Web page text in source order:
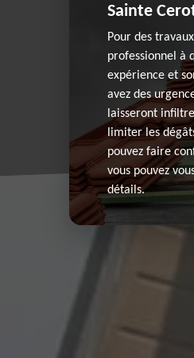
Sainte
Pour des
professionnel à
expérience et
avez des
laisseront
limiter les
pouvez faire
vous pouvez
détails.